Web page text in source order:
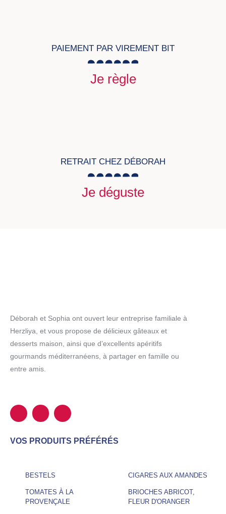
PAIEMENT PAR VIREMENT BIT
Je règle
RETRAIT CHEZ DÉBORAH
Je déguste
Déborah et Sophia ont ouvert leur entreprise familiale à
Herzliya, et vous propose de délicieux gâteaux et
desserts maison, ainsi que d’excellents apéritifs
gourmands méditerranéens, à partager en famille ou
entre amis.
VOS PRODUITS PRÉFÉRÉS
BESTELS
TOMATES À LA
PROVENÇALE
CIGARES AUX AMANDES
BRIOCHES ABRICOT,
FLEUR D'ORANGER